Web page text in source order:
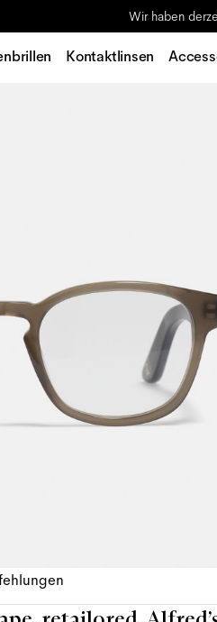
Wir haben
Kontaktlinsen